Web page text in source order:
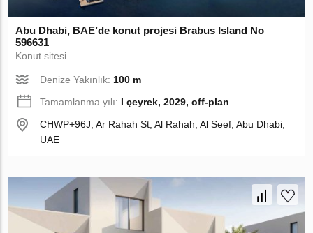
Abu Dhabi, BAE’de konut projesi Brabus Island No
596631
Konut sitesi
Denize Yakınlık:100 m
Tamamlanma yılı: I çeyrek, 2029, off-plan
CHWP+96J, Ar Rahah St, Al Rahah, Al Seef, Abu Dhabi,
UAE